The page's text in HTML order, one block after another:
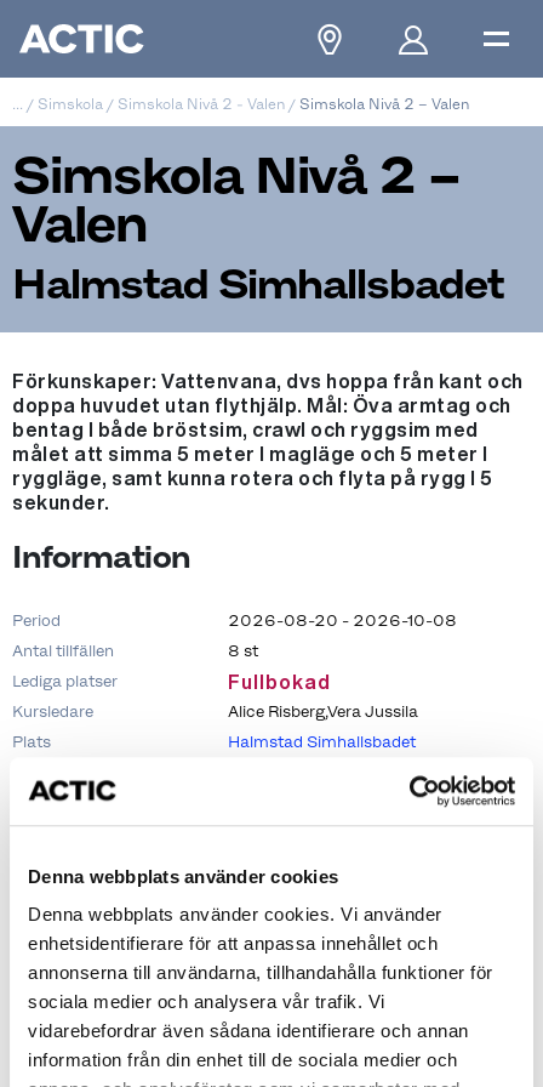
Denna webbplats använder cookies
Denna webbplats använder cookies. Vi använder
enhetsidentifierare för att anpassa innehållet och
annonserna till användarna, tillhandahålla funktioner för
sociala medier och analysera vår trafik. Vi
vidarebefordrar även sådana identifierare och annan
information från din enhet till de sociala medier och
/ Simskola / Simskola Nivå 2 - Valen / Simskola Nivå 2 – Valen
Simskola Nivå 2 –
Valen
Halmstad Simhallsbadet
Förkunskaper: Vattenvana, dvs hoppa från kant och
doppa huvudet utan flythjälp. Mål: Öva armtag och
bentag I både bröstsim, crawl och ryggsim med
målet att simma 5 meter I magläge och 5 meter I
ryggläge, samt kunna rotera och flyta på rygg I 5
sekunder.
Information
Period
2026-08-20 - 2026-10-08
Antal tillfällen
8 st
Lediga platser
Fullbokad
Kursledare
Alice Risberg,Vera Jussila
Plats
Halmstad Simhallsbadet
2026-08-20
16:30 - 17:00
2026-08-27
16:30 - 17:00
2026-09-03
16:30 - 17:00
2026-09-10
16:30 - 17:00
2026-09-17
16:30 - 17:00